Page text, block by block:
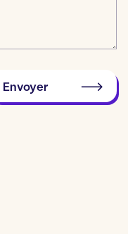
Envoyer